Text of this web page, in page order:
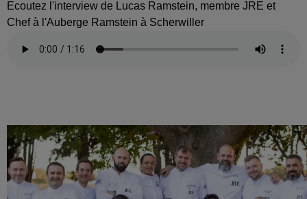
Ecoutez l'interview de Lucas Ramstein, membre JRE et
Chef à l'Auberge Ramstein à Scherwiller